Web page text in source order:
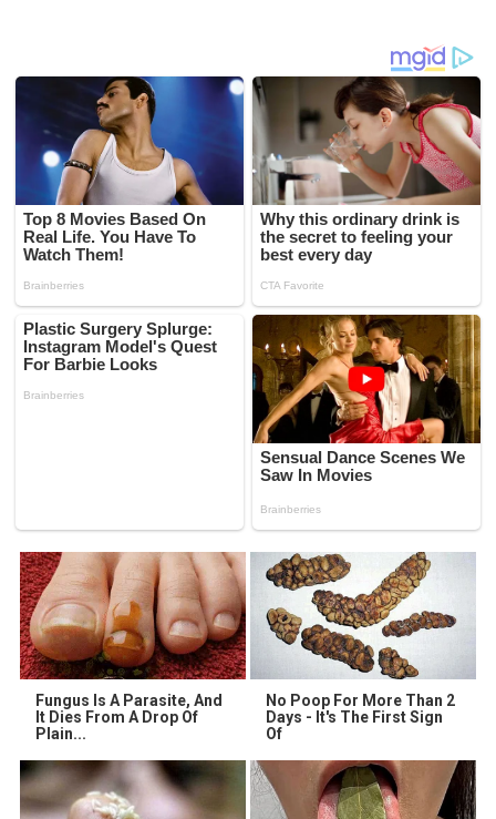
Fungus Is A Parasite, And
It Dies From A Drop Of
Plain...
No Poop For More Than 2
Days - It's The First Sign
Of